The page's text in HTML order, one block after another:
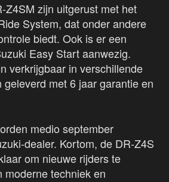
Z4SM zijn uitgerust met het
System, dat onder andere
biedt. Ook is er een
Easy Start aanwezig.
verkrijgbaar in verschillende
geleverd met 6 jaar garantie en
medio september
dealer. Kortom, de DR-Z4S
om nieuwe rijders te
moderne techniek en